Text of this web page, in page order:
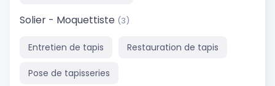
Solier - Moquettiste (3)
Entretien de tapis Restauration de tapis
Pose de tapisseries